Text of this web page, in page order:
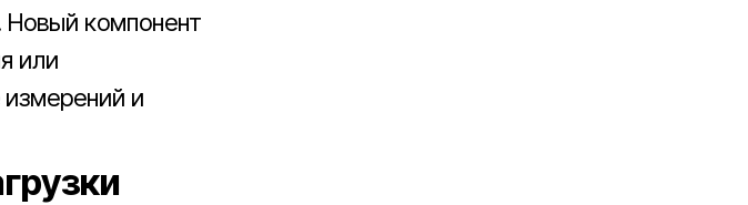
Новый компонент
или
и